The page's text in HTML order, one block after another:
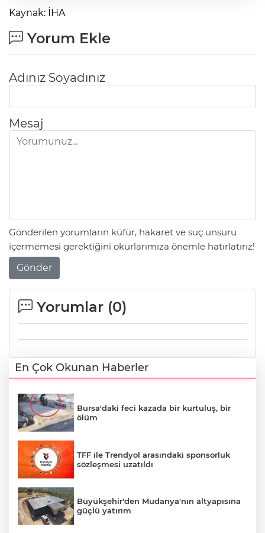
Kaynak: İHA
Yorum Ekle
Adınız Soyadınız
Mesaj
Gönderilen yorumların küfür, hakaret ve suç unsuru
içermemesi gerektiğini okurlarımıza önemle hatırlatırız!
Gönder
Yorumlar (0)
En Çok Okunan Haberler
Bursa'daki feci kazada bir kurtuluş, bir
ölüm
TFF ile Trendyol arasındaki sponsorluk
sözleşmesi uzatıldı
Büyükşehir'den Mudanya'nın altyapısına
güçlü yatırım